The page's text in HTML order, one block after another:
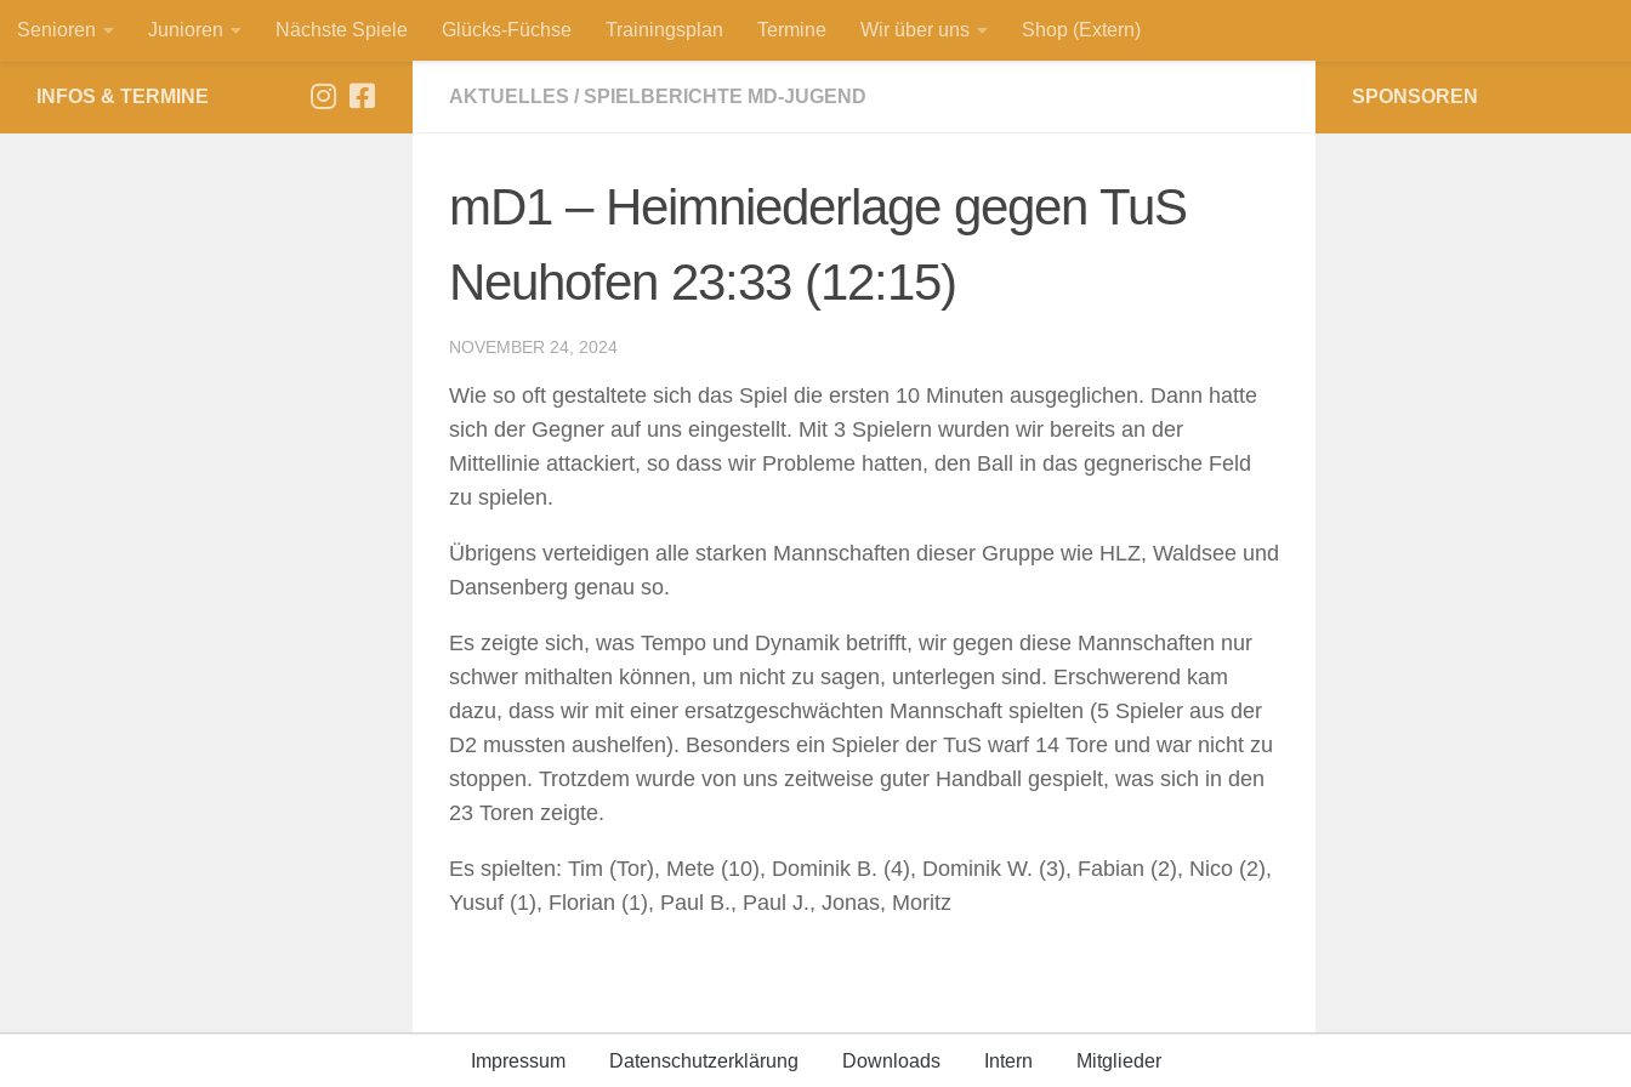
Zum Inhalt springen
Senioren Junioren Nächste Spiele Glücks-Füchse Trainingsplan Termine Wir über uns Shop (Extern)
AKTUELLES / SPIELBERICHTE MD-JUGEND
mD1 – Heimniederlage gegen TuS
Neuhofen 23:33 (12:15)
NOVEMBER 24, 2024
Wie so oft gestaltete sich das Spiel die ersten 10 Minuten ausgeglichen. Dann hatte
sich der Gegner auf uns eingestellt. Mit 3 Spielern wurden wir bereits an der
Mittellinie attackiert, so dass wir Probleme hatten, den Ball in das gegnerische Feld
zu spielen.
Übrigens verteidigen alle starken Mannschaften dieser Gruppe wie HLZ, Waldsee und
Dansenberg genau so.
Es zeigte sich, was Tempo und Dynamik betrifft, wir gegen diese Mannschaften nur
schwer mithalten können, um nicht zu sagen, unterlegen sind. Erschwerend kam
dazu, dass wir mit einer ersatzgeschwächten Mannschaft spielten (5 Spieler aus der
D2 mussten aushelfen). Besonders ein Spieler der TuS warf 14 Tore und war nicht zu
stoppen. Trotzdem wurde von uns zeitweise guter Handball gespielt, was sich in den
23 Toren zeigte.
Es spielten: Tim (Tor), Mete (10), Dominik B. (4), Dominik W. (3), Fabian (2), Nico (2),
Yusuf (1), Florian (1), Paul B., Paul J., Jonas, Moritz
INFOS & TERMINE SPONSOREN
Impressum Datenschutz­erklärung Downloads Intern Mitglieder